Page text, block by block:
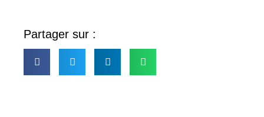
Partager sur :